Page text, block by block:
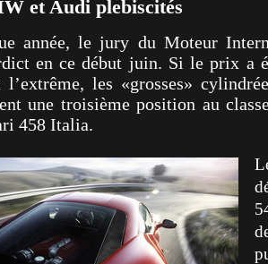
et Audi plebiscités
année, le jury du Moteur
en ce début juin. Si le prix a
l’extrême, les «grosses»
une troisième position au
458 Italia.